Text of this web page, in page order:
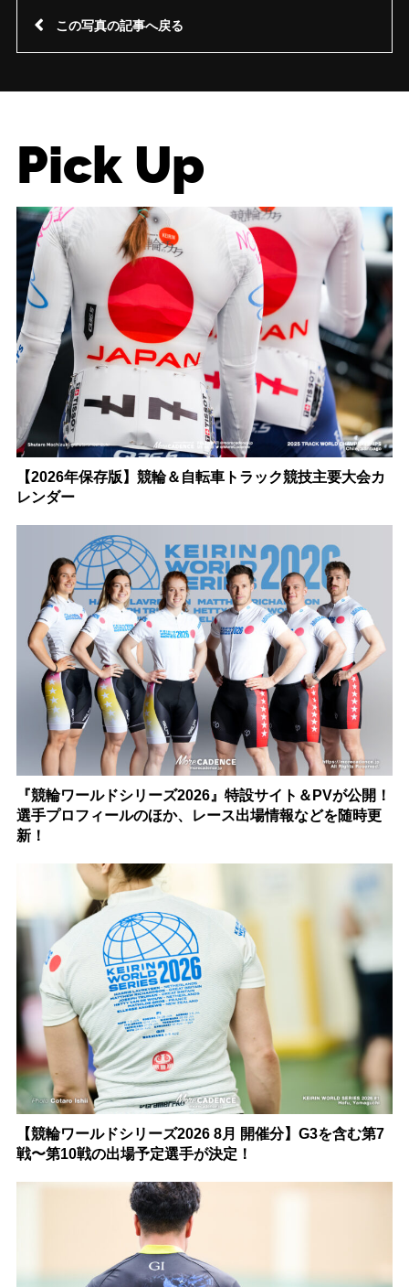
この写真の記事へ戻る
Pick Up
【2026年保存版】競輪＆自転車トラック競技主要大会カ
レンダー
『競輪ワールドシリーズ2026』特設サイト＆PVが公開！
選手プロフィールのほか、レース出場情報などを随時更
新！
【競輪ワールドシリーズ2026 8月 開催分】G3を含む第7
戦〜第10戦の出場予定選手が決定！